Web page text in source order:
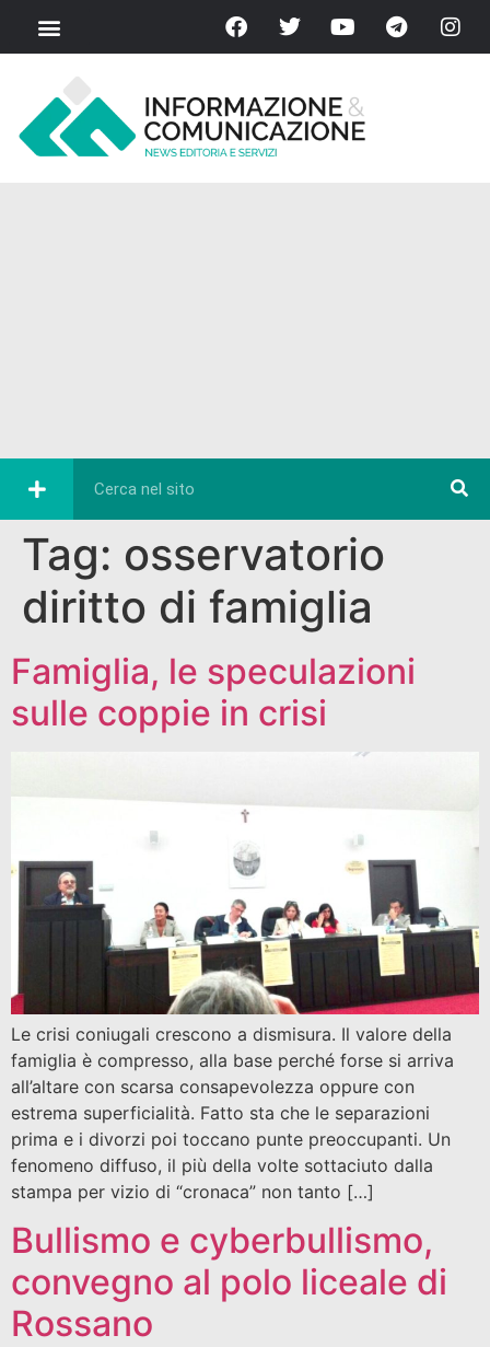
Tag: osservatorio
diritto di famiglia
Famiglia, le speculazioni
sulle coppie in crisi
Le crisi coniugali crescono a dismisura. Il valore della
famiglia è compresso, alla base perché forse si arriva
all’altare con scarsa consapevolezza oppure con
estrema superficialità. Fatto sta che le separazioni
prima e i divorzi poi toccano punte preoccupanti. Un
fenomeno diffuso, il più della volte sottaciuto dalla
stampa per vizio di “cronaca” non tanto […]
Bullismo e cyberbullismo,
convegno al polo liceale di
Rossano